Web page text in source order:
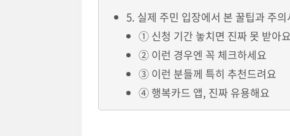
5. 실제 주민 입장에서 본 꿀팁과 주의
① 신청 기간 놓치면 진짜 못 받아요
② 이런 경우엔 꼭 체크하세요
③ 이런 분들께 특히 추천드려요
④ 행복카드 앱, 진짜 유용해요